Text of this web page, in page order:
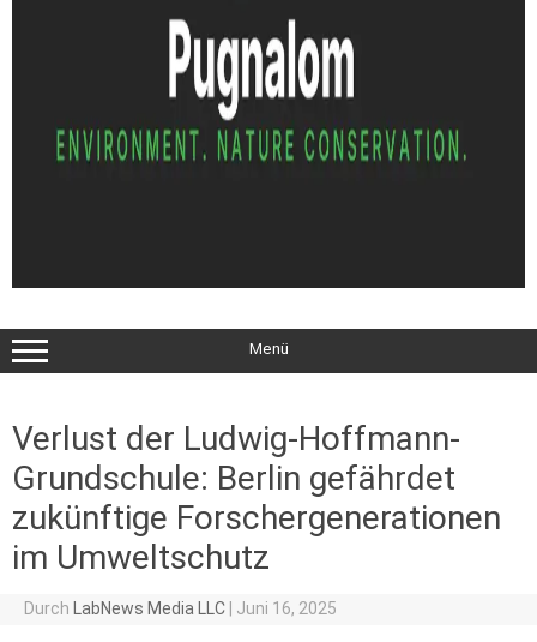
Menü
Verlust der Ludwig-Hoffmann-
Grundschule: Berlin gefährdet
zukünftige Forschergenerationen
im Umweltschutz
Durch LabNews Media LLC Juni 16, 2025